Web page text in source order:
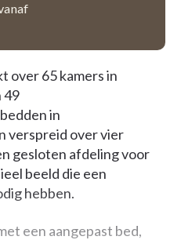
over 65 kamers in
49
in
verspreid over vier
gesloten afdeling voor
beeld die een
hebben.
een aangepast bed,